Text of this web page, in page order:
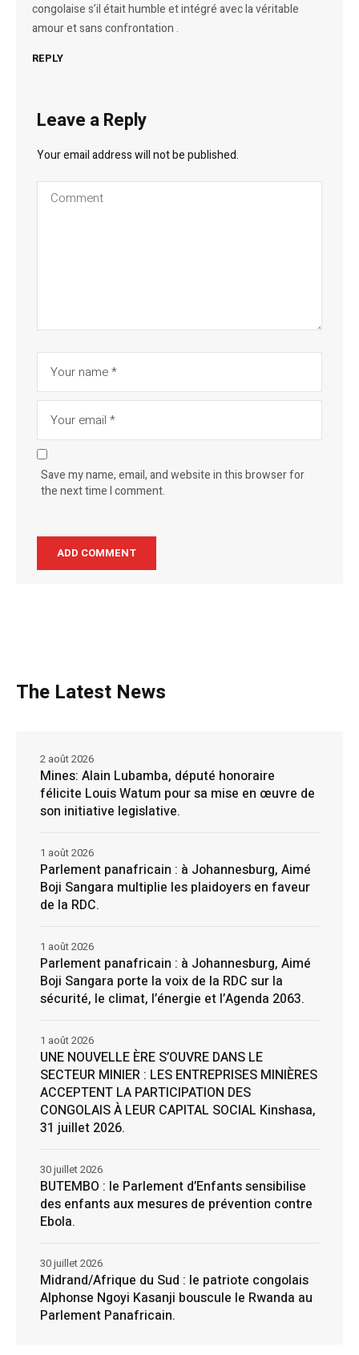
congolaise s’il était humble et intégré avec la véritable
amour et sans confrontation .
REPLY
Leave a Reply
Your email address will not be published.
Save my name, email, and website in this browser for
the next time I comment.
The Latest News
Mines: Alain Lubamba, député honoraire
félicite Louis Watum pour sa mise en œuvre de
son initiative legislative.
2 août 2026
Parlement panafricain : à Johannesburg, Aimé
Boji Sangara multiplie les plaidoyers en faveur
de la RDC.
1 août 2026
Parlement panafricain : à Johannesburg, Aimé
Boji Sangara porte la voix de la RDC sur la
sécurité, le climat, l’énergie et l’Agenda 2063.
1 août 2026
UNE NOUVELLE ÈRE S’OUVRE DANS LE
SECTEUR MINIER : LES ENTREPRISES MINIÈRES
ACCEPTENT LA PARTICIPATION DES
CONGOLAIS À LEUR CAPITAL SOCIAL Kinshasa,
31 juillet 2026.
1 août 2026
BUTEMBO : le Parlement d’Enfants sensibilise
des enfants aux mesures de prévention contre
Ebola.
30 juillet 2026
Midrand/Afrique du Sud : le patriote congolais
Alphonse Ngoyi Kasanji bouscule le Rwanda au
Parlement Panafricain.
30 juillet 2026